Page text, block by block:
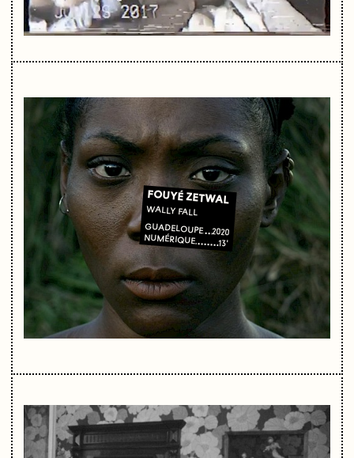
FOUYÉ ZETWAL
WALLY FALL
GUADELOUPE 2020
NUMÉRIQUE 13'